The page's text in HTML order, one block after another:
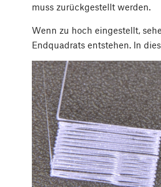
muss zurückgestellt werden.
Wenn zu hoch eingestellt,
Endquadrats entstehen. In